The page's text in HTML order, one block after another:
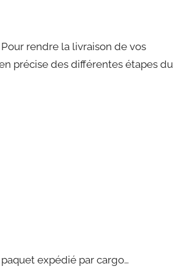
rendre la livraison de vos
précise des différentes étapes du
expédié par cargo…